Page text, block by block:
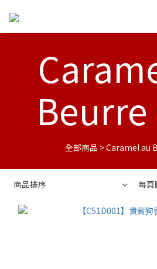
Beurre
全部商品 >Caramel au
商品排序 每頁